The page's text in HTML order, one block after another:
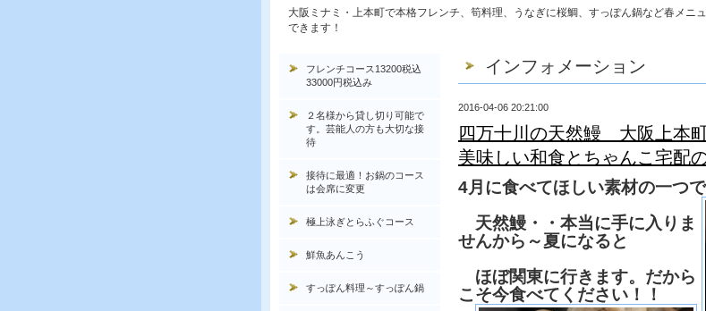
大阪ミナミ・上本町で本格フレンチ、筍料理、うなぎに桜鯛、すっぽん鍋など春メニ
できます！
インフォメーション
2016-04-06 20:21:00
四万十川の天然鰻 大阪上本
美味しい和食とちゃんこ宅配
4月に食べてほしい素材の一つで
天然鰻・・本当に手に入りま
せんから～夏になると
ほぼ関東に行きます。だから
こそ今食べてください！！
フレンチコース13200税込
33000円税込み
２名様から貸し切り可能で
す。芸能人の方も大切な接
待
接待に最適！お鍋のコース
は会席に変更
極上泳ぎとらふぐコース
鮮魚あんこう
すっぽん料理～すっぽん鍋